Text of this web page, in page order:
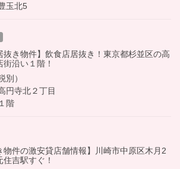
玉北5
抜き物件】飲食店居抜き！東京都杉並区の高
街沿い１階！
別）
円寺北２丁目
階
物件の激安貸店舗情報】川崎市中原区木月2
住吉駅すぐ！